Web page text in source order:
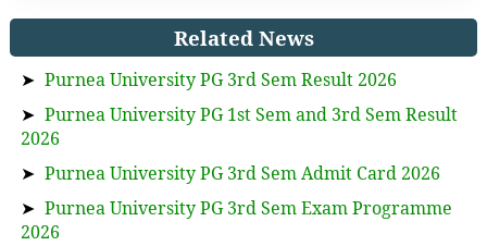
Related News
➤ Purnea University PG 3rd Sem Result 2026
➤ Purnea University PG 1st Sem and 3rd Sem Result
2026
➤ Purnea University PG 3rd Sem Admit Card 2026
➤ Purnea University PG 3rd Sem Exam Programme
2026